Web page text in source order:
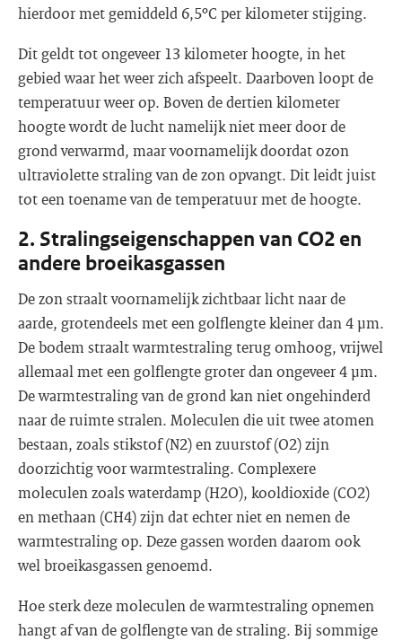
hierdoor met gemiddeld 6,5ºC per kilometer stijging.
Dit geldt tot ongeveer 13 kilometer hoogte, in het
gebied waar het weer zich afspeelt. Daarboven loopt de
temperatuur weer op. Boven de dertien kilometer
hoogte wordt de lucht namelijk niet meer door de
grond verwarmd, maar voornamelijk doordat ozon
ultraviolette straling van de zon opvangt. Dit leidt juist
tot een toename van de temperatuur met de hoogte.
2. Stralingseigenschappen van CO2 en
andere broeikasgassen
De zon straalt voornamelijk zichtbaar licht naar de
aarde, grotendeels met een golflengte kleiner dan 4 μm.
De bodem straalt warmtestraling terug omhoog, vrijwel
allemaal met een golflengte groter dan ongeveer 4 μm.
De warmtestraling van de grond kan niet ongehinderd
naar de ruimte stralen. Moleculen die uit twee atomen
bestaan, zoals stikstof (N2) en zuurstof (O2) zijn
doorzichtig voor warmtestraling. Complexere
moleculen zoals waterdamp (H2O), kooldioxide (CO2)
en methaan (CH4) zijn dat echter niet en nemen de
warmtestraling op. Deze gassen worden daarom ook
wel broeikasgassen genoemd.
Hoe sterk deze moleculen de warmtestraling opnemen
hangt af van de golflengte van de straling. Bij sommige